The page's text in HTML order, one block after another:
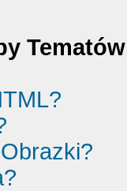
Tematów